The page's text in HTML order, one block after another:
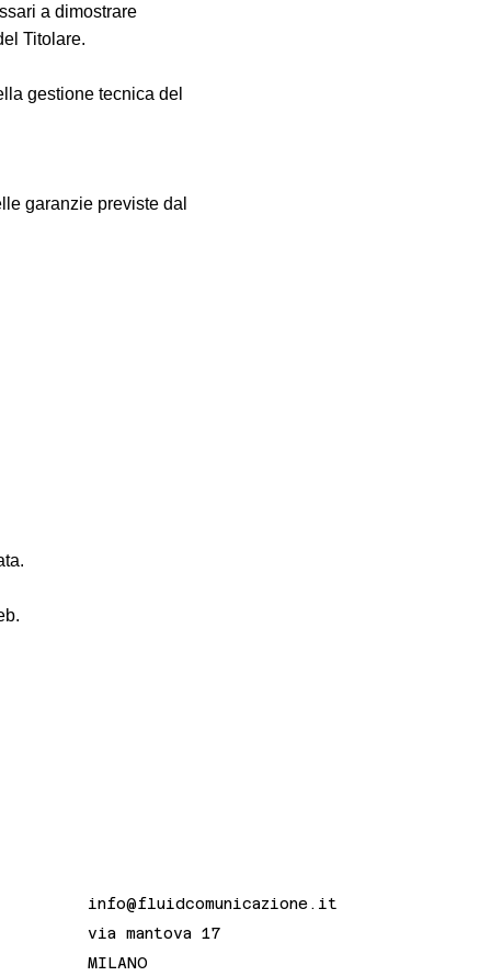
a dimostrare
Titolare.
gestione tecnica del
garanzie previste dal
info@fluidcomunicazione.it
via mantova 17
MILANO